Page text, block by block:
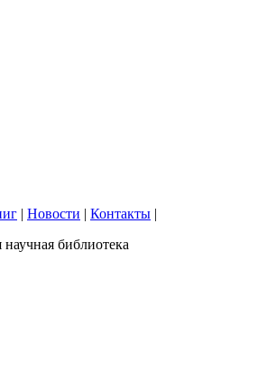
| Новости | Контакты |
библиотека